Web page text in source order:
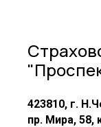
423810, г.
пр. Мира, 58,